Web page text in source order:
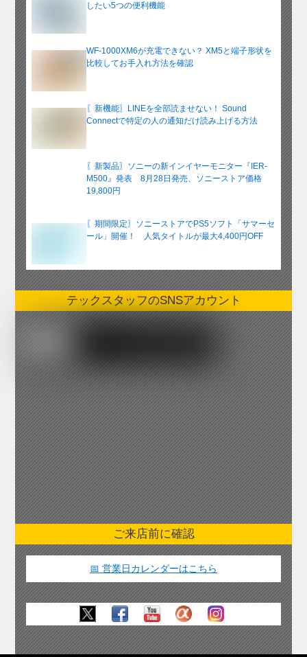
したい5つの便利機能
WF-1000XM6が充電できない？ XM5と端子形状を
比較してお手入れ方法を確認
〖新機能〗LINEを全部読ませない！ Sound
Connectで特定の人の通知だけ読み上げる方法
〖新製品〗ソニーの新インイヤーモニター『IER-
M500』発表 8月28日発売、ソニーストア価格
19,800円
〖期間限定〗ソニーストアでPS5ソフト「サマーセ
ール」開催！ 人気タイトルが最大4,400円OFF
テックスタッフのSNSアカウント
ご来店前に確認
📅 営業日カレンダーはこちら